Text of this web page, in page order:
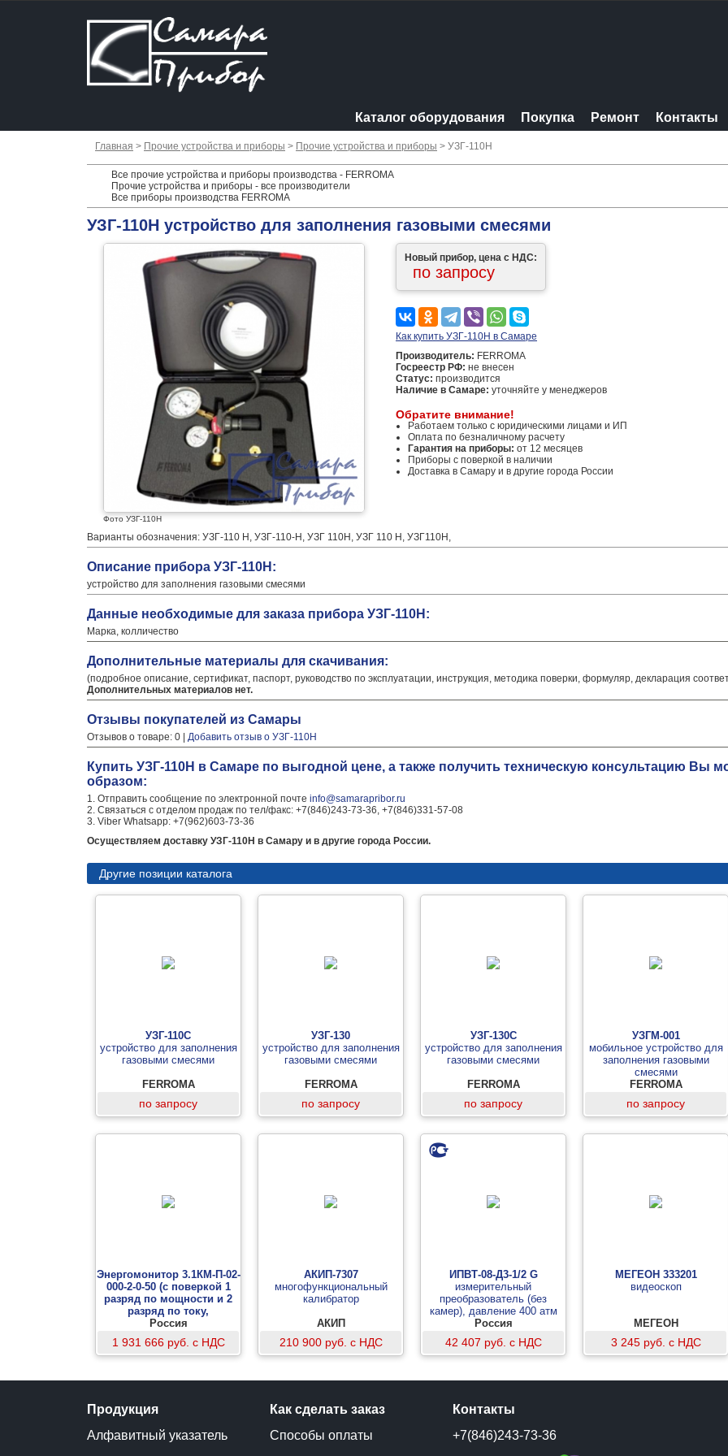
Каталог оборудования Покупка Ремонт Контакты
Главная > Прочие устройства и приборы > Прочие устройства и приборы > УЗГ-110Н
Все прочие устройства и приборы производства - FERROMA
Прочие устройства и приборы - все производители
Все приборы производства FERROMA
УЗГ-110Н устройство для заполнения газовыми смесями
Фото УЗГ-110Н
Новый прибор, цена с НДС:
по запросу
Как купить УЗГ-110Н в Самаре
Производитель: FERROMA
Госреестр РФ: не внесен
Статус: производится
Наличие в Самаре: уточняйте у менеджеров
Обратите внимание!
Работаем только с юридическими лицами и ИП
Оплата по безналичному расчету
Гарантия на приборы: от 12 месяцев
Приборы с поверкой в наличии
Доставка в Самару и в другие города России
Варианты обозначения: УЗГ-110 Н, УЗГ-110-Н, УЗГ 110Н, УЗГ 110 Н, УЗГ110Н,
Описание прибора УЗГ-110Н:
устройство для заполнения газовыми смесями
Данные необходимые для заказа прибора УЗГ-110Н:
Марка, колличество
Дополнительные материалы для скачивания:
(подробное описание, сертификат, паспорт, руководство по эксплуатации, инструкция, методика поверки, формуляр, декларация
Дополнительных материалов нет.
Отзывы покупателей из Самары
Отзывов о товаре: 0 | Добавить отзыв о УЗГ-110Н
Купить УЗГ-110Н в Самаре по выгодной цене, а также получить техническую консультацию Вы
образом:
1. Отправить сообщение по электронной почте info@samarapribor.ru
2. Связаться с отделом продаж по тел/факс: +7(846)243-73-36, +7(846)331-57-08
3. Viber Whatsapp: +7(962)603-73-36
Осуществляем доставку УЗГ-110Н в Самару и в другие города России.
Другие позиции каталога
УЗГ-110С
устройство для заполнения
газовыми смесями
FERROMA
по запросу
УЗГ-130
устройство для заполнения
газовыми смесями
FERROMA
по запросу
УЗГ-130С
устройство для заполнения
газовыми смесями
FERROMA
по запросу
УЗГМ-001
мобильное устройство для
заполнения газовыми
смесями
FERROMA
по запросу
Энергомонитор 3.1КМ-П-02-
000-2-0-50 (с поверкой 1
разряд по мощности и 2
разряд по току,
напряжению)
электроизмерительный
эталонный
Россия
1 931 666 руб. с НДС
АКИП-7307
многофункциональный
калибратор
АКИП
210 900 руб. с НДС
ИПВТ-08-Д3-1/2 G
измерительный
преобразователь (без
камер), давление 400 атм
Россия
42 407 руб. с НДС
МЕГЕОН 333201
видеоскоп
МЕГЕОН
3 245 руб. с НДС
Продукция
Алфавитный указатель
Как сделать заказ
Способы оплаты
Контакты
+7(846)243-73-36